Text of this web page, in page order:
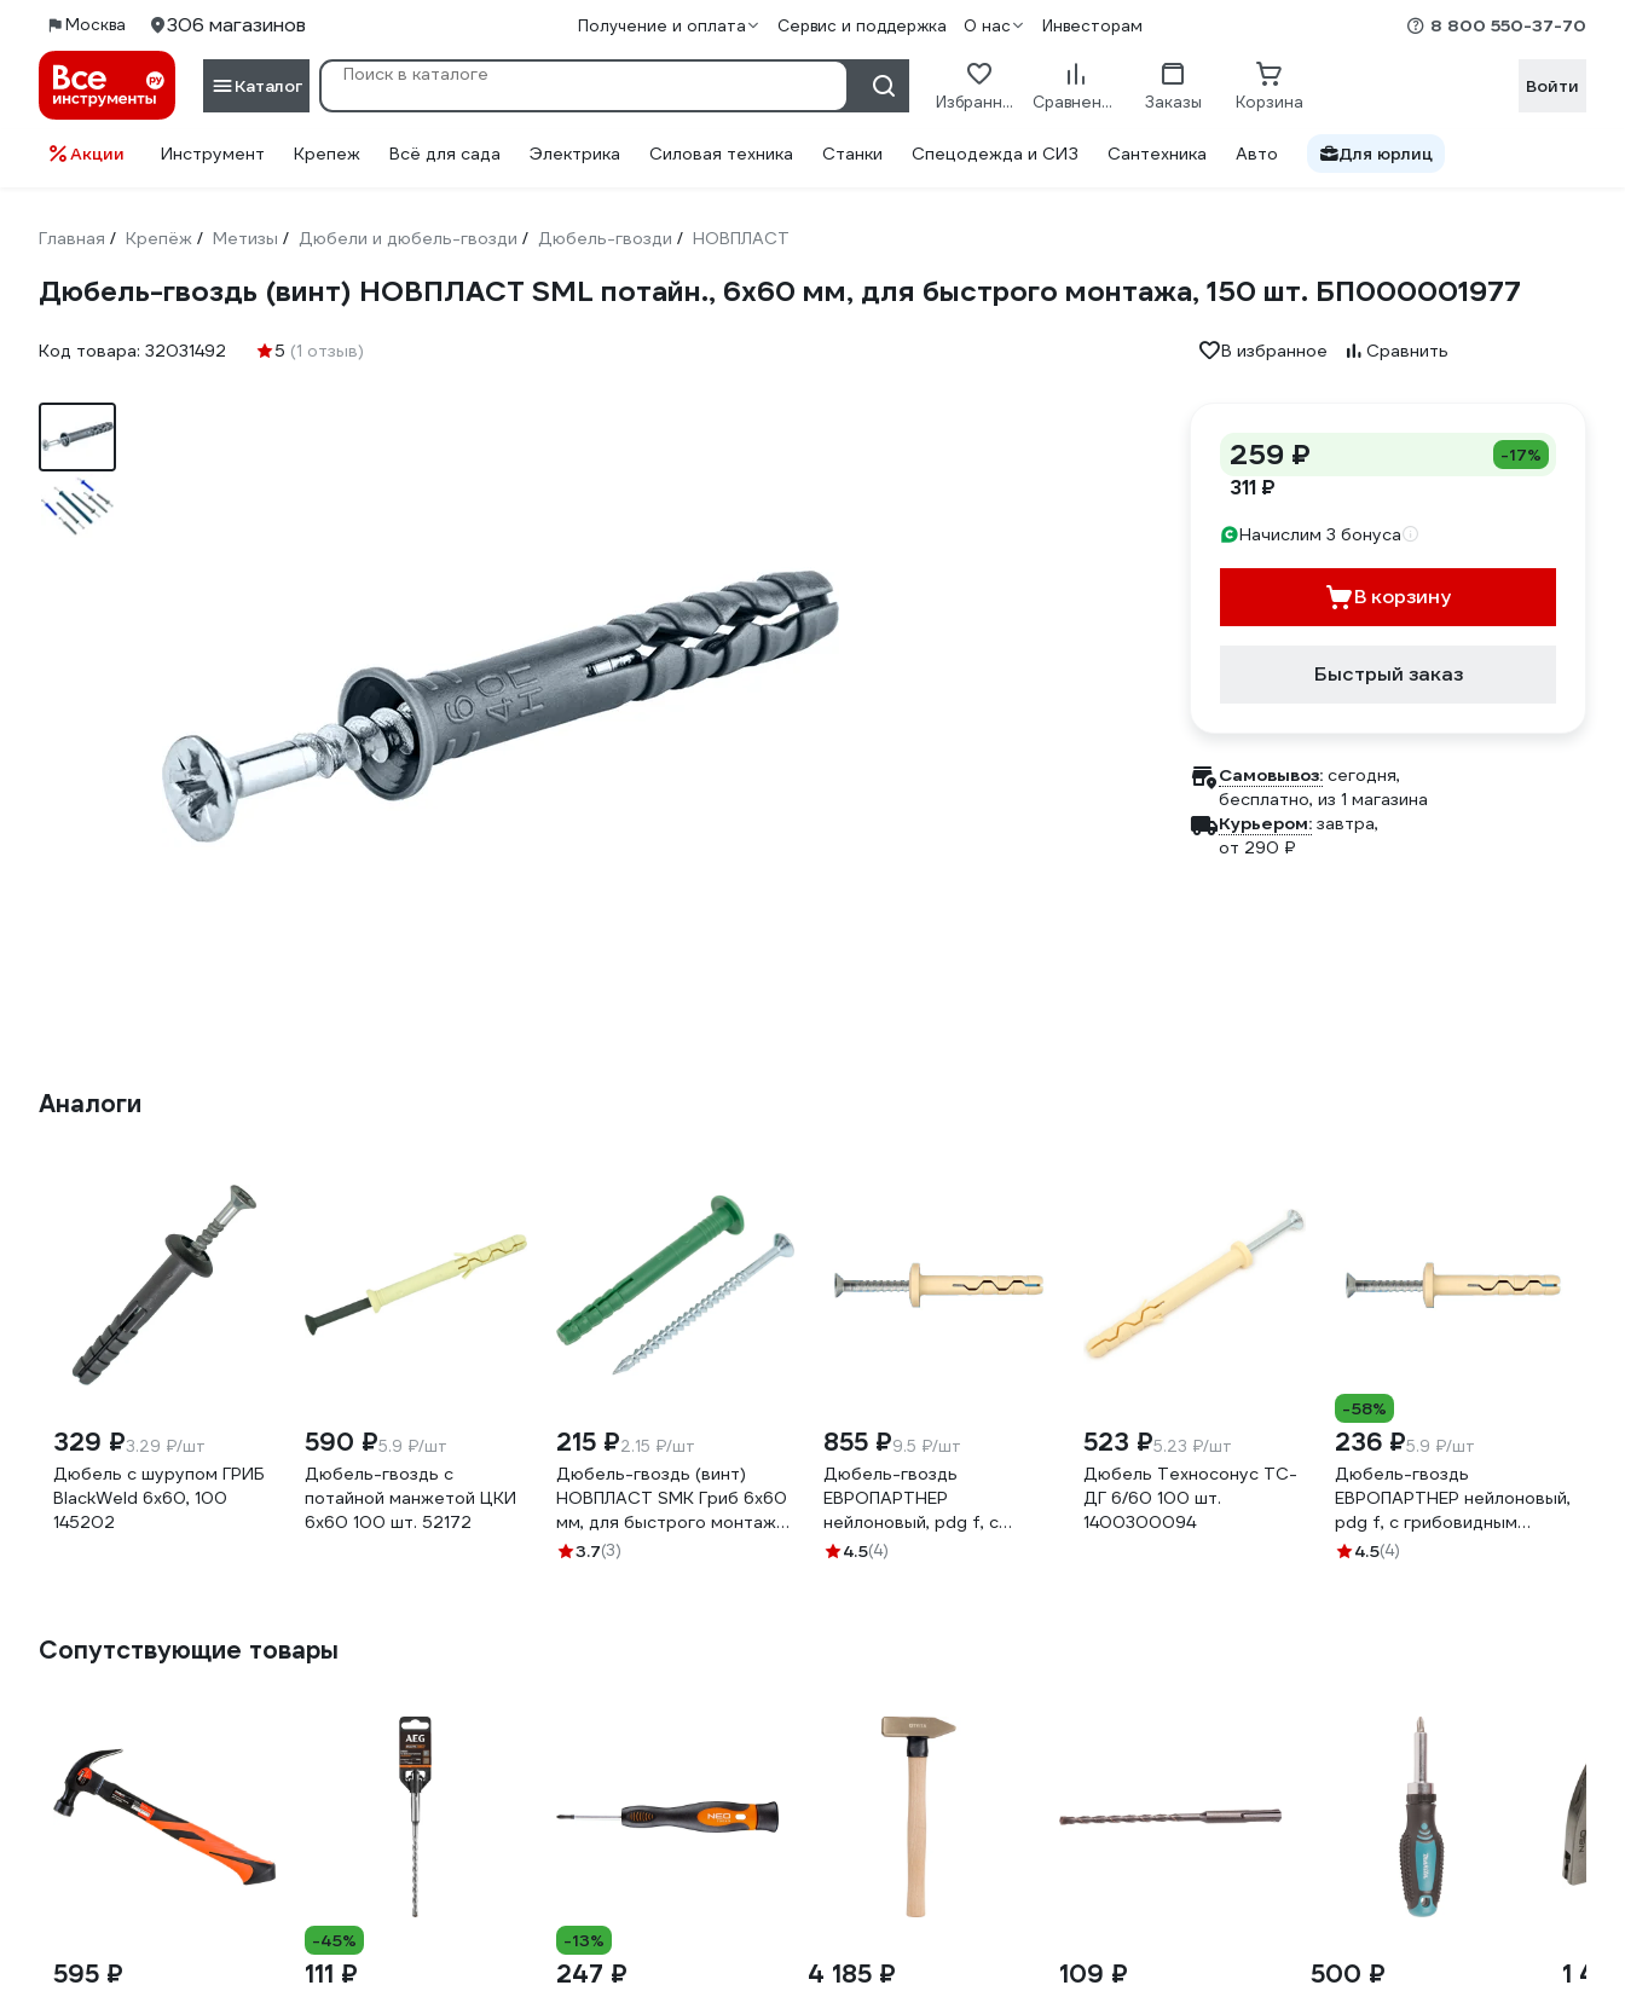
Москва 306 магазинов Получение и оплата Сервис и поддержка О нас Инвесторам 8 800 550-37-70
Каталог
Избранное Сравнение Заказы Корзина
Войти
Акции Инструмент Крепеж Всё для сада Электрика Силовая техника Станки Спецодежда и СИЗ Сантехника Авто Для юрлиц
Главная / Крепёж / Метизы / Дюбели и дюбель-гвозди / Дюбель-гвозди / НОВПЛАСТ
Дюбель-гвоздь (винт) НОВПЛАСТ SML потайн., 6х60 мм, для быстрого монтажа, 150 шт. БП000001977
Код товара: 32031492 5 (1 отзыв) В избранное Сравнить
259 ₽ -17%
311 ₽
Начислим 3 бонуса
В корзину
Быстрый заказ
Самовывоз: сегодня,
бесплатно, из 1 магазина
Курьером: завтра,
от 290 ₽
Аналоги
329 ₽3.29 ₽/шт
Дюбель с шурупом ГРИБ
BlackWeld 6х60, 100
145202
590 ₽5.9 ₽/шт
Дюбель-гвоздь с
потайной манжетой ЦКИ
6x60 100 шт. 52172
215 ₽2.15 ₽/шт
Дюбель-гвоздь (винт)
НОВПЛАСТ SMК Гриб 6х60
мм, для быстрого монтажа,
100 шт. БП000000688
3.7(3)
855 ₽9.5 ₽/шт
Дюбель-гвоздь
ЕВРОПАРТНЕР
нейлоновый, pdg f, с
грибовидным бортиком,
4.5(4)
523 ₽5.23 ₽/шт
Дюбель Техносонус ТС-
ДГ 6/60 100 шт.
1400300094
-58%
236 ₽5.9 ₽/шт
Дюбель-гвоздь
ЕВРОПАРТНЕР нейлоновый,
pdg f, с грибовидным
бортиком, 6x60 мм, 40 шт.
4.5(4)
Сопутствующие товары
595 ₽
-45%
111 ₽
-13%
247 ₽ 4 185 ₽ 109 ₽ 500 ₽ 1